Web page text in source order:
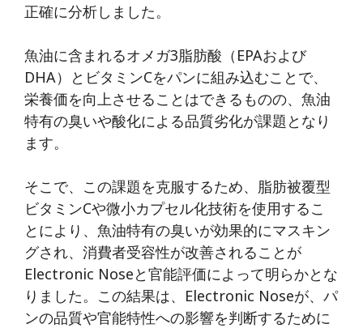
正確に分析しました。
魚油に含まれるオメガ3脂肪酸（EPAおよび
DHA）とビタミンCをパンに組み込むことで、
栄養価を向上させることはできるものの、魚油
特有の臭いや酸化による品質劣化が課題となり
ます。
そこで、この課題を克服するため、脂肪被覆型
ビタミンCや微小カプセル化技術を使用するこ
とにより、魚油特有の臭いが効果的にマスキン
グされ、消費者受容性が改善されることが
Electronic Noseと官能評価によって明らかとな
りました。この結果は、Electronic Noseが、パ
ンの品質や官能特性への影響を判断するために